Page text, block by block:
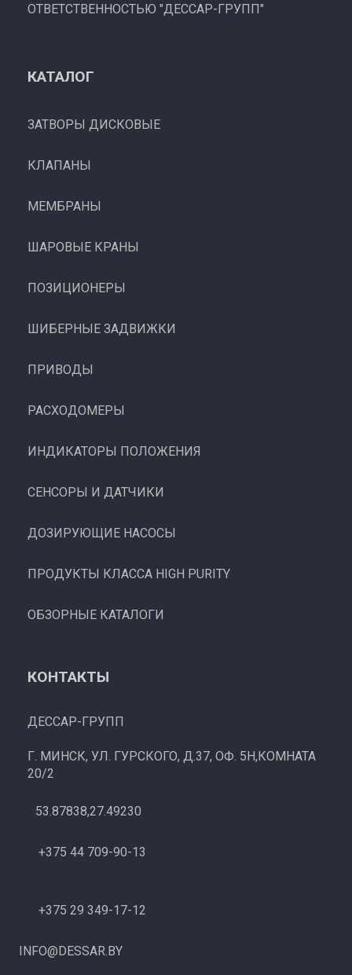
ОТВЕТСТВЕННОСТЬЮ "ДЕССАР-ГРУПП"
КАТАЛОГ
ЗАТВОРЫ ДИСКОВЫЕ
КЛАПАНЫ
МЕМБРАНЫ
ШАРОВЫЕ КРАНЫ
ПОЗИЦИОНЕРЫ
ШИБЕРНЫЕ ЗАДВИЖКИ
ПРИВОДЫ
РАСХОДОМЕРЫ
ИНДИКАТОРЫ ПОЛОЖЕНИЯ
СЕНСОРЫ И ДАТЧИКИ
ДОЗИРУЮЩИЕ НАСОСЫ
ПРОДУКТЫ КЛАССА HIGH PURITY
ОБЗОРНЫЕ КАТАЛОГИ
КОНТАКТЫ
ДЕССАР-ГРУПП
Г. МИНСК, УЛ. ГУРСКОГО, Д.37, ОФ. 5Н,КОМНАТА
20/2
53.87838,27.49230
+375 44 709-90-13
+375 29 349-17-12
INFO@DESSAR.BY